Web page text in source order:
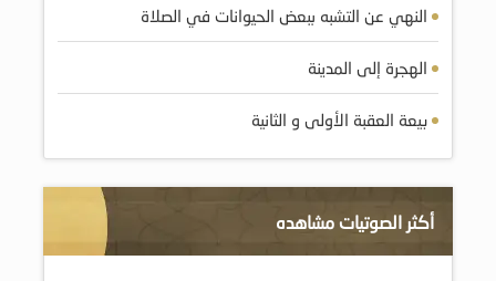
النهي عن التشبه ببعض الحيوانات في الصلاة
الهجرة إلى المدينة
بيعة العقبة الأولى و الثانية
أكثر الصوتيات مشاهده